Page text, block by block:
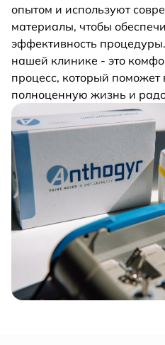
опытом и используют
материалы, чтобы
эффективность
нашей клинике - это
процесс, который поможет
полноценную жизнь и